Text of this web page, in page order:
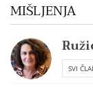
MIŠLJENJA
SVI